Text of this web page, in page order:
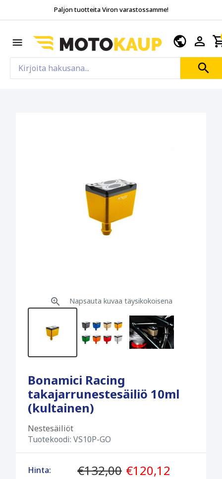
Paljon tuotteita Viron varastossamme!
Napsauta kuvaa täysikokoisena
Bonamici Racing
takajarrunestesäiliö 10ml
(kultainen)
Nestesäiliöt
Tuotekoodi: VS10P-GO
Hinta: €132,00 €120,12